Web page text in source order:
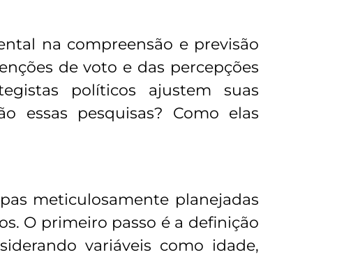
na compreensão e previsão
de voto e das percepções
políticos ajustem suas
essas pesquisas? Como elas
meticulosamente planejadas
O primeiro passo é a definição
variáveis como idade,